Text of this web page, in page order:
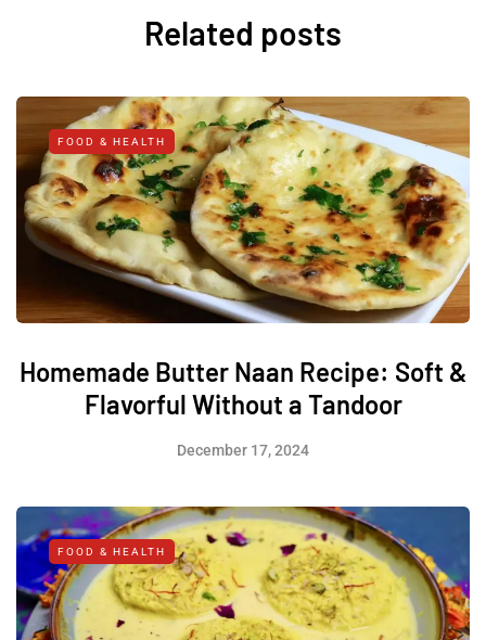
Related posts
FOOD & HEALTH
Homemade Butter Naan Recipe: Soft &
Flavorful Without a Tandoor
December 17, 2024
FOOD & HEALTH